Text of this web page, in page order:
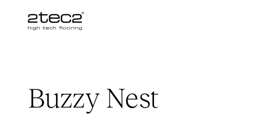
Primary
Buzzy Nest